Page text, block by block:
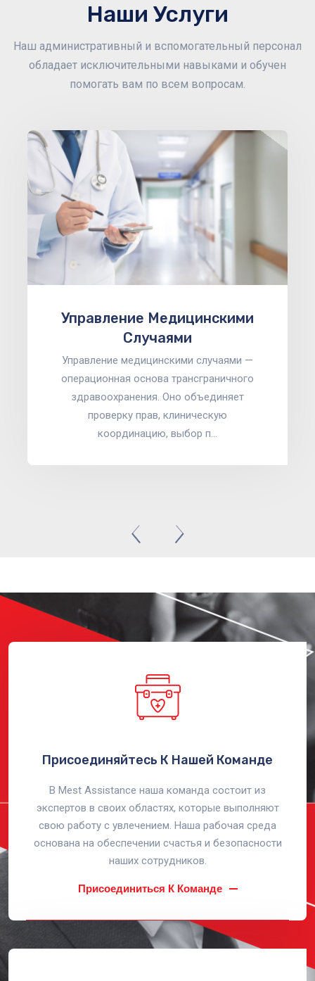
Наши Услуги
Наш административный и вспомогательный персонал
обладает исключительными навыками и обучен
помогать вам по всем вопросам.
Управление Медицинскими
Случаями
Управление медицинскими случаями —
операционная основа трансграничного
здравоохранения. Оно объединяет
проверку прав, клиническую
координацию, выбор п…
Присоединяйтесь К Нашей Команде
В Mest Assistance наша команда состоит из
экспертов в своих областях, которые выполняют
свою работу с увлечением. Наша рабочая среда
основана на обеспечении счастья и безопасности
наших сотрудников.
Присоединиться К Команде